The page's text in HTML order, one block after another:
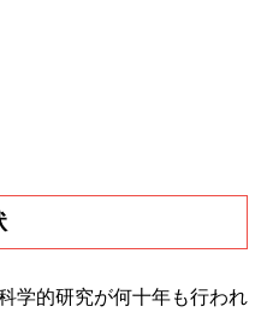
学的研究が何十年も行われ